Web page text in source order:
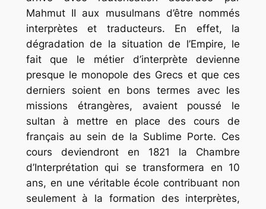
Mahmut II aux musulmans d’être nommés
interprètes et traducteurs. En effet, la
dégradation de la situation de l’Empire, le
fait que le métier d’interprète devienne
presque le monopole des Grecs et que ces
derniers soient en bons termes avec les
missions étrangères, avaient poussé le
sultan à mettre en place des cours de
français au sein de la Sublime Porte. Ces
cours deviendront en 1821 la Chambre
d’Interprétationqui se transformera en 10
ans, en une véritable école contribuant non
seulement à la formation des interprètes,